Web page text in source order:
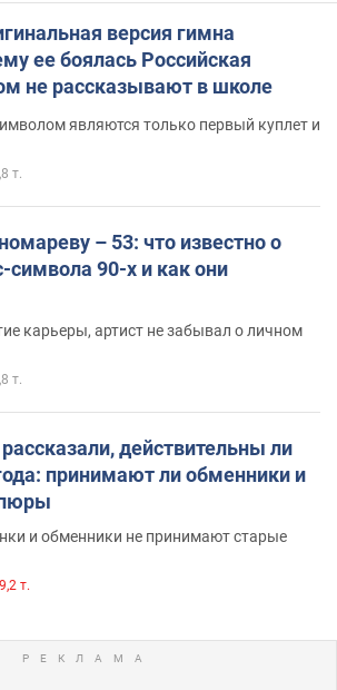
версия гимна
ее боялась Российская
не рассказывают в школе
являются только первый куплет и
т.
– 53: что известно о
символа 90-х и как они
карьеры, артист не забывал о личном
т.
действительны ли
принимают ли обменники и
и обменники не принимают старые
т.